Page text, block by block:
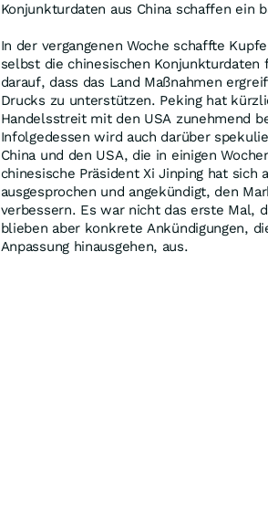
Konjunkturdaten aus China schaffen ein
In der vergangenen Woche schaffte
selbst die chinesischen
darauf, dass das Land Maßnahmen
Drucks zu unterstützen. Peking hat
Handelsstreit mit den USA zunehmend
Infolgedessen wird auch darüber
China und den USA, die in einigen
chinesische Präsident Xi Jinping hat
ausgesprochen und angekündigt, den
verbessern. Es war nicht das erste Mal,
blieben aber konkrete Ankündigungen,
Anpassung hinausgehen, aus.